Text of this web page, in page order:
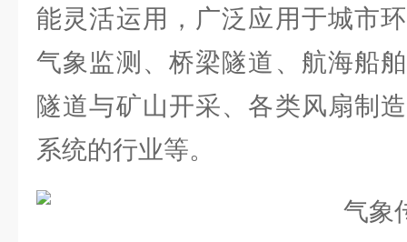
能灵活运用，广泛应用于城市
气象监测、桥梁隧道、航海船
隧道与矿山开采、各类风扇制
系统的行业等。